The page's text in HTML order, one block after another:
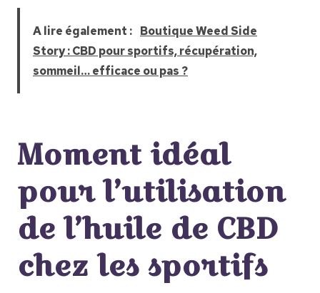
A lire également : Boutique Weed Side
Story : CBD pour sportifs, récupération,
sommeil… efficace ou pas ?
Moment idéal
pour l’utilisation
de l’huile de CBD
chez les sportifs